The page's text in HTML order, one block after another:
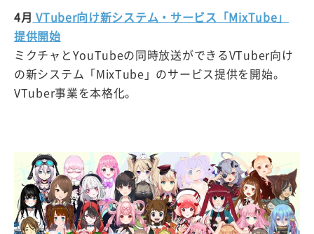
4月 VTuber向け新システム・サービス「MixTube」
提供開始
ミクチャとYouTubeの同時放送ができるVTuber向け
の新システム「MixTube」のサービス提供を開始。
VTuber事業を本格化。